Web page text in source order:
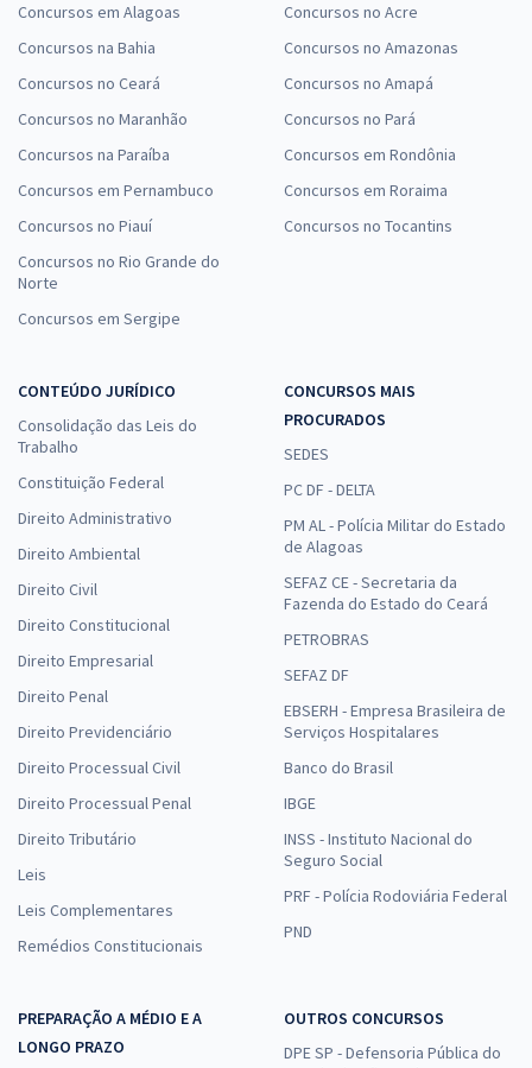
Concursos em Alagoas
Concursos na Bahia
Concursos no Ceará
Concursos no Maranhão
Concursos na Paraíba
Concursos em Pernambuco
Concursos no Piauí
Concursos no Rio Grande do
Norte
Concursos em Sergipe
Concursos no Acre
Concursos no Amazonas
Concursos no Amapá
Concursos no Pará
Concursos em Rondônia
Concursos em Roraima
Concursos no Tocantins
CONTEÚDO JURÍDICO
Consolidação das Leis do
Trabalho
Constituição Federal
Direito Administrativo
Direito Ambiental
Direito Civil
Direito Constitucional
Direito Empresarial
Direito Penal
Direito Previdenciário
Direito Processual Civil
Direito Processual Penal
Direito Tributário
Leis
Leis Complementares
Remédios Constitucionais
CONCURSOS MAIS
PROCURADOS
SEDES
PC DF - DELTA
PM AL - Polícia Militar do Estado
de Alagoas
SEFAZ CE - Secretaria da
Fazenda do Estado do Ceará
PETROBRAS
SEFAZ DF
EBSERH - Empresa Brasileira de
Serviços Hospitalares
Banco do Brasil
IBGE
INSS - Instituto Nacional do
Seguro Social
PRF - Polícia Rodoviária Federal
PND
PREPARAÇÃO A MÉDIO E A
LONGO PRAZO
OUTROS CONCURSOS
DPE SP - Defensoria Pública do